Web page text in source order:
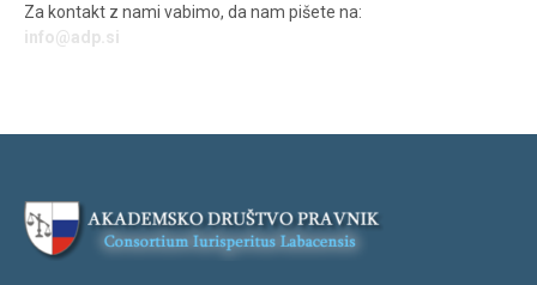
Za kontakt z nami vabimo, da nam pišete na:
info@adp.si